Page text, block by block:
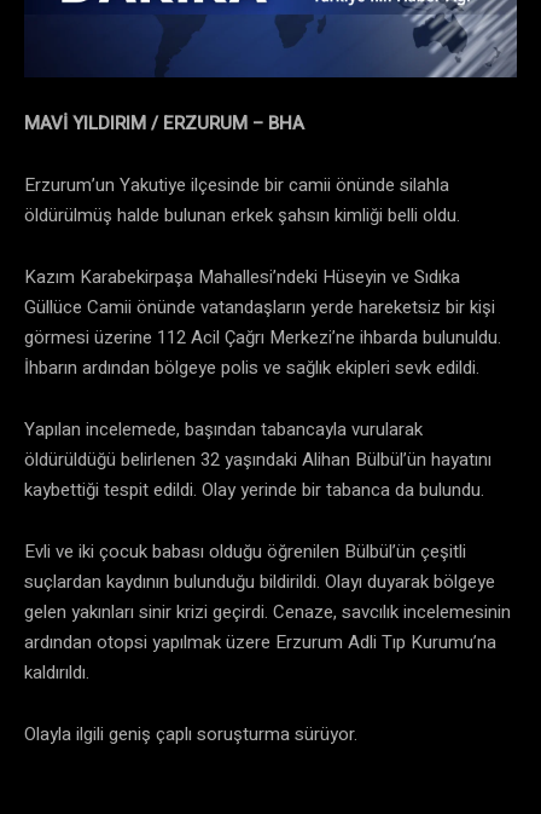
MAVİ YILDIRIM / ERZURUM – BHA
Erzurum’un Yakutiye ilçesinde bir camii önünde silahla
öldürülmüş halde bulunan erkek şahsın kimliği belli oldu.
Kazım Karabekirpaşa Mahallesi’ndeki Hüseyin ve Sıdıka
Güllüce Camii önünde vatandaşların yerde hareketsiz bir kişi
görmesi üzerine 112 Acil Çağrı Merkezi’ne ihbarda bulunuldu.
İhbarın ardından bölgeye polis ve sağlık ekipleri sevk edildi.
Yapılan incelemede, başından tabancayla vurularak
öldürüldüğü belirlenen 32 yaşındaki Alihan Bülbül’ün hayatını
kaybettiği tespit edildi. Olay yerinde bir tabanca da bulundu.
Evli ve iki çocuk babası olduğu öğrenilen Bülbül’ün çeşitli
suçlardan kaydının bulunduğu bildirildi. Olayı duyarak bölgeye
gelen yakınları sinir krizi geçirdi. Cenaze, savcılık incelemesinin
ardından otopsi yapılmak üzere Erzurum Adli Tıp Kurumu’na
kaldırıldı.
Olayla ilgili geniş çaplı soruşturma sürüyor.